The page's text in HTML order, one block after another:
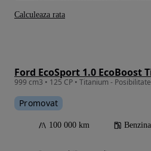
Ford EcoSport 1.0 EcoBoost
Promovat
100 000 km Benzina
Calculeaza rata